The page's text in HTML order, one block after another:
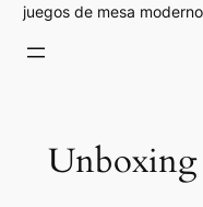
juegos de mesa
Unboxing